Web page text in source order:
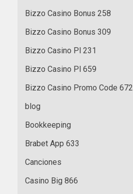
Bizzo Casino Bonus 258
Bizzo Casino Bonus 309
Bizzo Casino Pl 231
Bizzo Casino Pl 659
Bizzo Casino Promo Code 672
blog
Bookkeeping
Brabet App 633
Canciones
Casino Big 866